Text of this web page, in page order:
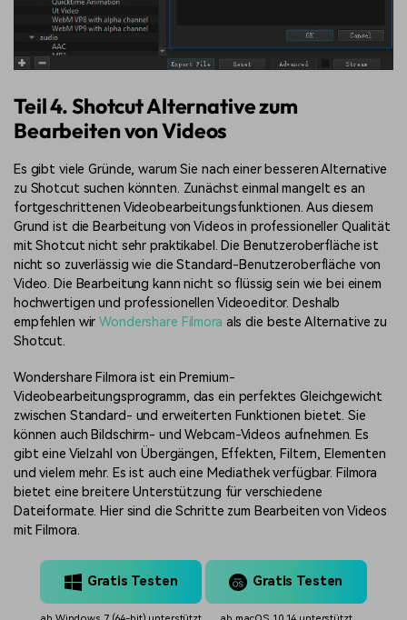
Teil 4. Shotcut Alternative zum
Bearbeiten von Videos
Es gibt viele Gründe, warum Sie nach einer besseren Alternative
zu Shotcut suchen könnten. Zunächst einmal mangelt es an
fortgeschrittenen Videobearbeitungsfunktionen. Aus diesem
Grund ist die Bearbeitung von Videos in professioneller Qualität
mit Shotcut nicht sehr praktikabel. Die Benutzeroberfläche ist
nicht so zuverlässig wie die Standard-Benutzeroberfläche von
Video. Die Bearbeitung kann nicht so flüssig sein wie bei einem
hochwertigen und professionellen Videoeditor. Deshalb
empfehlen wirWondershare Filmora als die beste Alternative zu
Shotcut.
Wondershare Filmora ist ein Premium-
Videobearbeitungsprogramm, das ein perfektes Gleichgewicht
zwischen Standard- und erweiterten Funktionen bietet. Sie
können auch Bildschirm- und Webcam-Videos aufnehmen. Es
gibt eine Vielzahl von Übergängen, Effekten, Filtern, Elementen
und vielem mehr. Es ist auch eine Mediathek verfügbar. Filmora
bietet eine breitere Unterstützung für verschiedene
Dateiformate. Hier sind die Schritte zum Bearbeiten von Videos
mit Filmora.
Gratis Testen Gratis Testen